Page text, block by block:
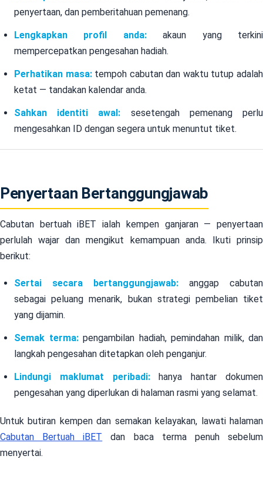
penyertaan, dan pemberitahuan pemenang.
Lengkapkan profil anda:akaun yang terkini
mempercepatkan pengesahan hadiah.
Perhatikan masa:tempoh cabutan dan waktu tutup adalah
ketat — tandakan kalendar anda.
Sahkan identiti awal: sesetengah pemenang perlu
mengesahkan ID dengan segera untuk menuntut tiket.
Penyertaan Bertanggungjawab
Cabutan bertuah iBET ialah kempen ganjaran — penyertaan
perlulah wajar dan mengikut kemampuan anda. Ikuti prinsip
berikut:
Sertai secara bertanggungjawab: anggap cabutan
sebagai peluang menarik, bukan strategi pembelian tiket
yang dijamin.
Semak terma:pengambilan hadiah, pemindahan milik, dan
langkah pengesahan ditetapkan oleh penganjur.
Lindungi maklumat peribadi:hanya hantar dokumen
pengesahan yang diperlukan di halaman rasmi yang selamat.
Untuk butiran kempen dan semakan kelayakan, lawati halaman
Cabutan Bertuah iBET dan baca terma penuh sebelum
menyertai.